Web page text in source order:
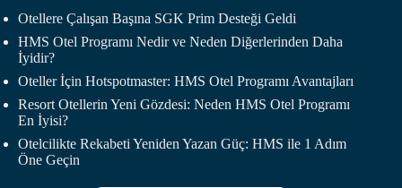
Otellere Çalışan Başına SGK Prim Desteği Geldi
HMS Otel Programı Nedir ve Neden Diğerlerinden Daha
İyidir?
Oteller İçin Hotspotmaster: HMS Otel Programı Avantajları
Resort Otellerin Yeni Gözdesi: Neden HMS Otel Programı
En İyisi?
Otelcilikte Rekabeti Yeniden Yazan Güç: HMS ile 1 Adım
Öne Geçin